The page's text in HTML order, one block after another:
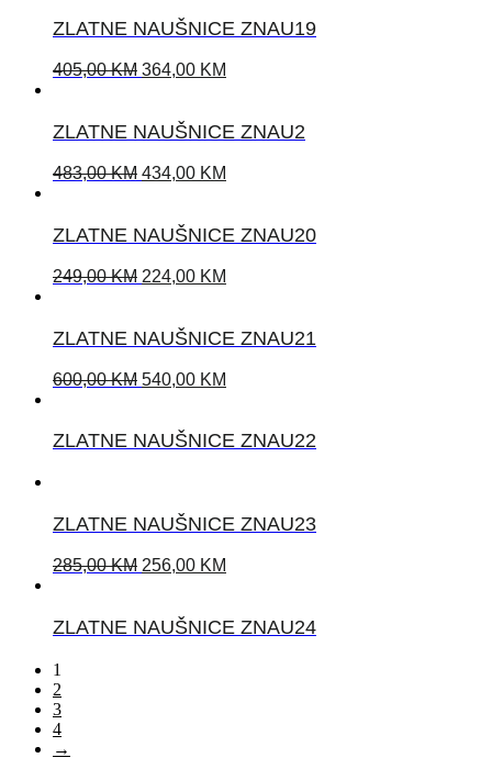
ZLATNE NAUŠNICE ZNAU19
405,00KM 364,00 KM
ZLATNE NAUŠNICE ZNAU2
483,00KM 434,00 KM
ZLATNE NAUŠNICE ZNAU20
249,00KM 224,00 KM
ZLATNE NAUŠNICE ZNAU21
600,00KM 540,00 KM
ZLATNE NAUŠNICE ZNAU22
ZLATNE NAUŠNICE ZNAU23
285,00KM 256,00 KM
ZLATNE NAUŠNICE ZNAU24
1
2
3
4
→